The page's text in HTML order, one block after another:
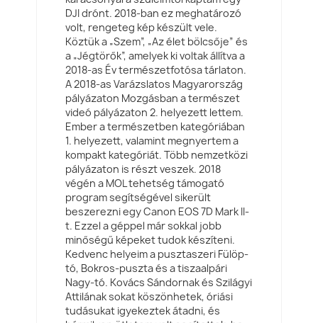
DJI drónt. 2018-ban ez meghatározó
volt, rengeteg kép készült vele.
Köztük a „Szem”, „Az élet bölcsője” és
a „Jégtörők”, amelyek ki voltak állítva a
2018-as Év természetfotósa tárlaton.
A 2018-as Varázslatos Magyarország
pályázaton Mozgásban a természet
videó pályázaton 2. helyezett lettem.
Ember a természetben kategóriában
1. helyezett, valamint megnyertem a
kompakt kategóriát. Több nemzetközi
pályázaton is részt veszek. 2018
végén a MOL tehetség támogató
program segítségével sikerült
beszerezni egy Canon EOS 7D Mark II-
t. Ezzel a géppel már sokkal jobb
minőségű képeket tudok készíteni.
Kedvenc helyeim a pusztaszeri Fülöp-
tó, Bokros-puszta és a tiszaalpári
Nagy-tó. Kovács Sándornak és Szilágyi
Attilának sokat köszönhetek, óriási
tudásukat igyekeztek átadni, és